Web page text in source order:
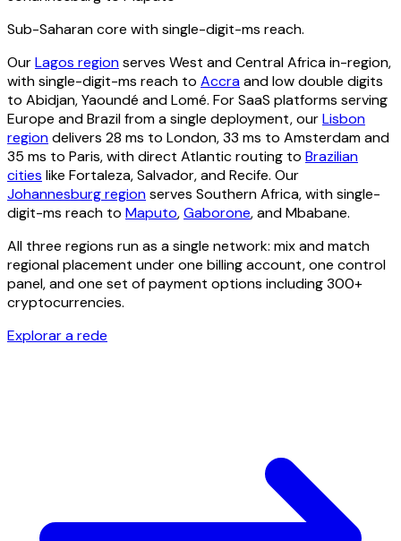
Sub-Saharan core with single-digit-ms reach.
OurLagos regionserves West and Central Africa in-region,
with single-digit-ms reach to Accraand low double digits
to Abidjan, Yaoundé and Lomé. For SaaS platforms serving
Europe and Brazil from a single deployment, ourLisbon
regiondelivers 28 ms to London, 33 ms to Amsterdam and
35 ms to Paris, with direct Atlantic routing to Brazilian
cities like Fortaleza, Salvador, and Recife. Our
Johannesburg regionserves Southern Africa, with single-
digit-ms reach to Maputo,Gaborone, and Mbabane.
All three regions run as a single network: mix and match
regional placement under one billing account, one control
panel, and one set of payment options including 300+
cryptocurrencies.
Explorar a rede